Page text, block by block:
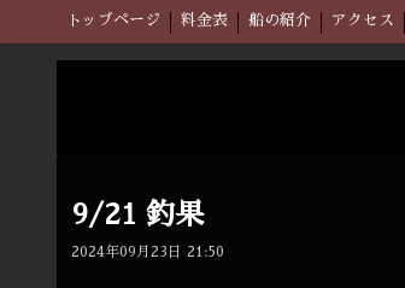
トップページ 料金表 船の紹介 アクセス
9/21 釣果
2024年09月23日 21:50